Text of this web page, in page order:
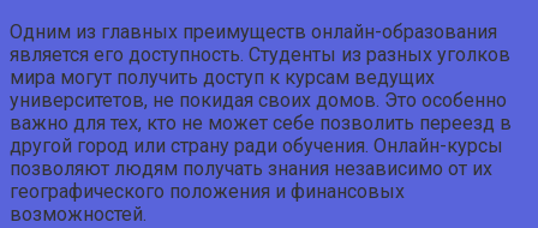
Одним из главных преимуществ онлайн-образования
является его доступность. Студенты из разных уголков
мира могут получить доступ к курсам ведущих
университетов, не покидая своих домов. Это особенно
важно для тех, кто не может себе позволить переезд в
другой город или страну ради обучения. Онлайн-курсы
позволяют людям получать знания независимо от их
географического положения и финансовых
возможностей.